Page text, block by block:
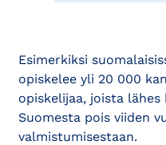
Esimerkiksi
opiskelee yli 20 000
opiskelijaa, joista
Suomesta pois viiden
valmistumisestaan.